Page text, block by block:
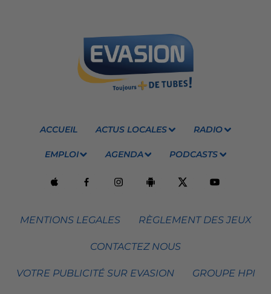
ACCUEIL ACTUS LOCALES RADIO
EMPLOI AGENDA PODCASTS
MENTIONS LEGALES RÈGLEMENT DES JEUX
CONTACTEZ NOUS
VOTRE PUBLICITÉ SUR EVASION GROUPE HPI